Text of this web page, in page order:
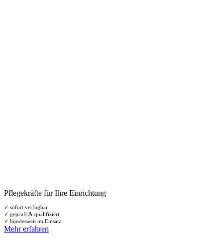
Pflegekräfte für Ihre Einrichtung
✓ sofort verfügbar
✓ geprüft & qualifiziert
✓ bundesweit im Einsatz
Mehr erfahren